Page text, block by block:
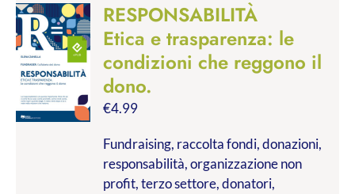
RESPONSABILITÀ
Etica e trasparenza: le
condizioni che reggono il
dono.
€4.99
Fundraising, raccolta fondi, donazioni,
responsabilità, organizzazione non
profit, terzo settore, donatori,